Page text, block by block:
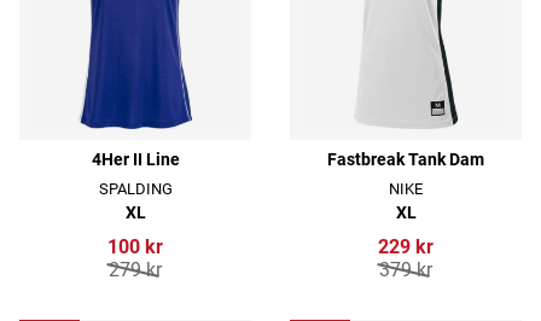
4Her II Line
SPALDING
XL
100 kr
279 kr
Fastbreak Tank Dam
NIKE
XL
229 kr
379 kr